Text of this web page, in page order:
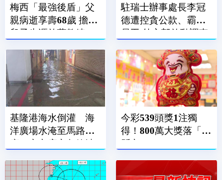
梅西「最強後盾」父
親病逝享壽68歲 擔任
兒子生涯啟蒙教練、
駐瑞士辦事處長李冠
德遭控貪公款、霸凌
員工 外交部啟動調查
基隆港海水倒灌 海
洋廣場水淹至馬路、
廟口夜市店家急築沙
今彩539頭獎1注獨
得！800萬大獎落「這
縣市」